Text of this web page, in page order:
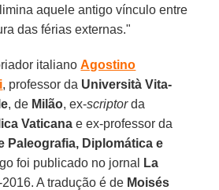
aquele antigo vínculo entre
das férias externas."
italianoAgostino
, professor da Università Vita-
, de Milão, ex-scriptorda
Vaticana e ex-professor da
Paleografia, Diplomática e
foi publicado no jornal
La
A tradução é de Moisés